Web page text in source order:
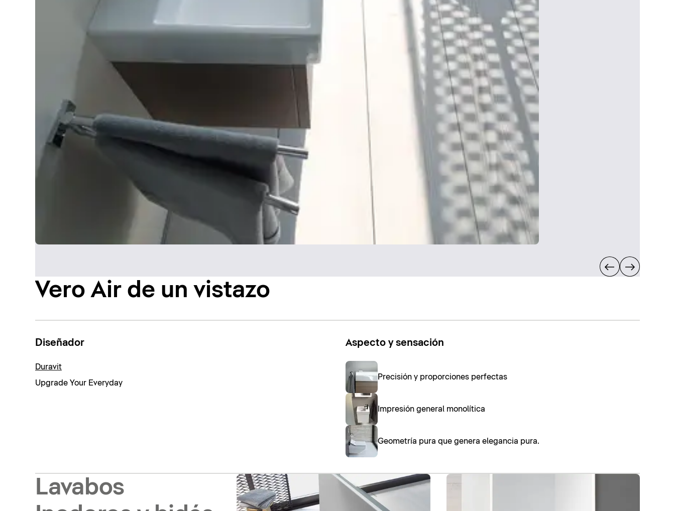
Vero Air de un vistazo
Diseñador
Duravit
Upgrade Your Everyday
Aspecto y sensación
Precisión y proporciones perfectas
Impresión general monolítica
Geometría pura que genera elegancia pura.
Lavabos